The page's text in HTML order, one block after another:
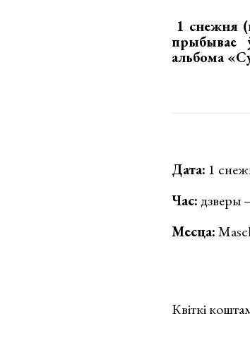
1 снежня
прыбывае
альбома
Дата: 1
Час:дзверы
Месца:
Квіткі